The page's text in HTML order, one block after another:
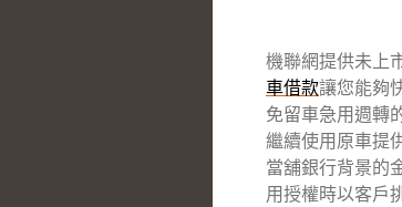
機聯網提供未上
車借款讓您能夠
免留車急用週轉
繼續使用原車提
當舖銀行背景的
用授權時以客戶